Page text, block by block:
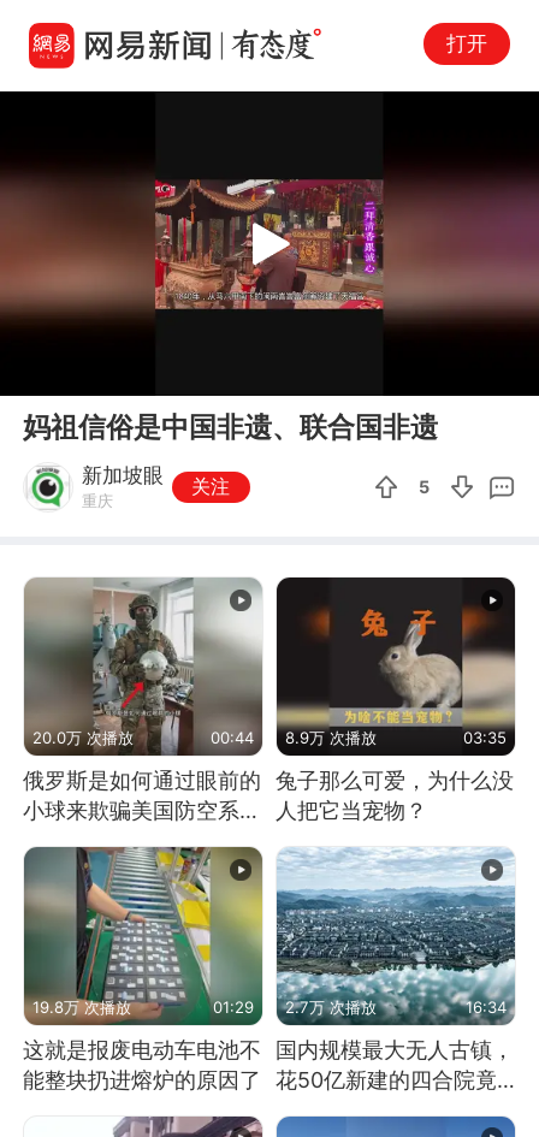
打开
Play
妈祖信俗是中国非遗、联合国非遗
新加坡眼
重庆
关注 5
20.0万 次播放 00:44
俄罗斯是如何通过眼前的
小球来欺骗美国防空系统
的
8.9万 次播放 03:35
兔子那么可爱，为什么没
人把它当宠物？
19.8万 次播放 01:29
这就是报废电动车电池不
能整块扔进熔炉的原因了
2.7万 次播放 16:34
国内规模最大无人古镇，
花50亿新建的四合院竟